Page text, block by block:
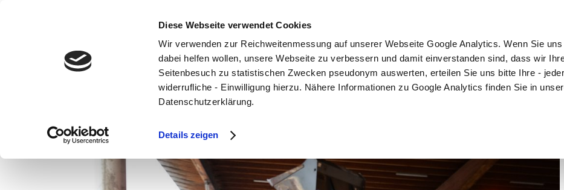
Diese Webseite verwendet Cookies
Wir verwenden zur Reichweitenmessung auf unserer Webseite Google Analytics. Wenn Sie uns
dabei helfen wollen, unsere Webseite zu verbessern und damit einverstanden sind, dass wir
Seitenbesuch zu statistischen Zwecken pseudonym auswerten, erteilen Sie uns bitte Ihre -
widerrufliche - Einwilligung hierzu. Nähere Informationen zu Google Analytics finden Sie in
Datenschutzerklärung.
Details zeigen
Mitmachen
Winterdienst-Einsatz
Nov. 29, 2023